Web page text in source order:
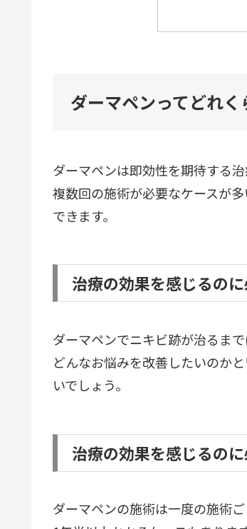
ダーマペンってどれ
ダーマペンは即効性を期待する
複数回の施術が必要なケースが
できます。
治療の効果を感じるの
ダーマペンでニキビ跡が治るま
どんなお悩みを改善したいのか
いでしょう。
治療の効果を感じるの
ダーマペンの施術は一度の施術